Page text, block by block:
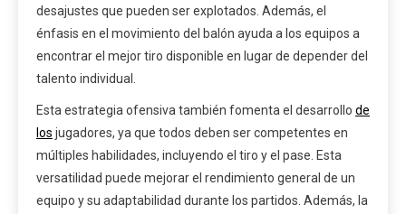
desajustes que pueden ser explotados. Además, el
énfasis en el movimiento del balón ayuda a los equipos a
encontrar el mejor tiro disponible en lugar de depender del
talento individual.
Esta estrategia ofensiva también fomenta el desarrollo de
los jugadores, ya que todos deben ser competentes en
múltiples habilidades, incluyendo el tiro y el pase. Esta
versatilidad puede mejorar el rendimiento general de un
equipo y su adaptabilidad durante los partidos. Además, la